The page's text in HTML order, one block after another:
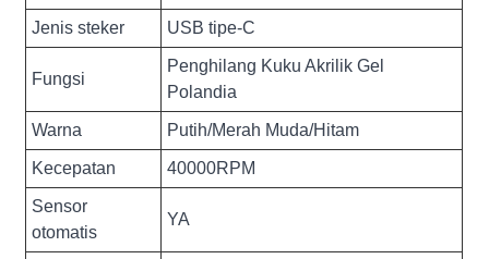
Jenis steker USB tipe-C
Fungsi
Penghilang Kuku Akrilik Gel
Polandia
Warna Putih/Merah Muda/Hitam
Kecepatan 40000RPM
Sensor
otomatis
YA